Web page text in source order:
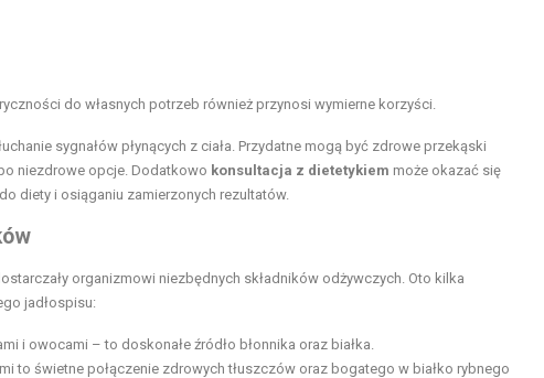
do własnych potrzeb również przynosi wymierne korzyści.
sygnałów płynących z ciała. Przydatne mogą być zdrowe przekąski
niezdrowe opcje. Dodatkowo konsultacja z dietetykiem może okazać się
diety i osiąganiu zamierzonych rezultatów.
organizmowi niezbędnych składników odżywczych. Oto kilka
jadłospisu:
i owocami – to doskonałe źródło błonnika oraz białka.
to świetne połączenie zdrowych tłuszczów oraz bogatego w białko rybnego